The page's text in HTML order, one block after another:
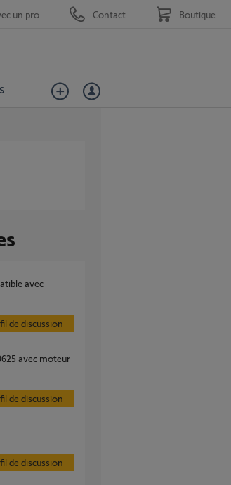
un pro Contact Boutique
de discussion
de discussion
de discussion